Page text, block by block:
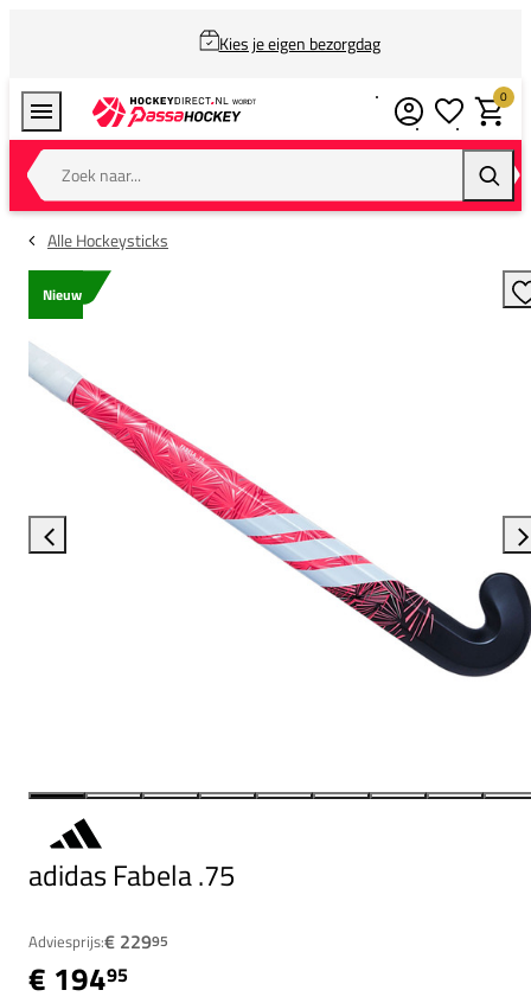
Kies je eigen bezorgdag
Zoek naar...
0
Alle Hockeysticks
Nieuw
adidas Fabela .75
Adviesprijs:€ 22995
€ 19495